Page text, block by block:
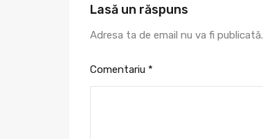
Lasă un răspuns
Adresa ta de email nu va fi publicată.
Comentariu *